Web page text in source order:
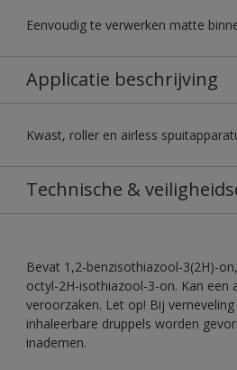
Eenvoudig te verwerken matte
Applicatie beschrijving
Kwast, roller en airless
Technische &
Bevat 1,2-benzisothiazool-3(2H)-
octyl-2H-isothiazool-3-on. Kan een
veroorzaken. Let op! Bij
inhaleerbare druppels worden
inademen.